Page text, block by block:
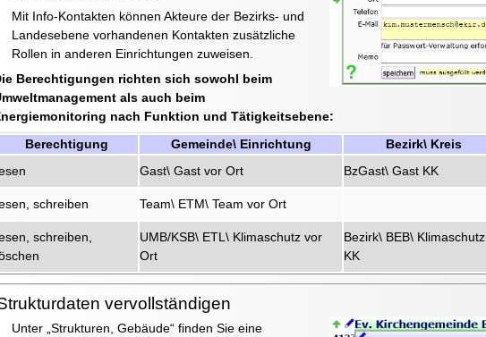
Mit Info-Kontakten können Akteure der Bezirks- und
Landesebene vorhandenen Kontakten zusätzliche
Rollen in anderen Einrichtungen zuweisen.
Berechtigungen richten sich sowohl beim
als auch beim
nach Funktion und Tätigkeitsebene:
Berechtigung
Gemeinde\ Einrichtung Bezirk\ Kreis
Gast\ Gast vor Ort BzGast\ Gast KK
schreiben Team\ ETM\ Team vor Ort
schreiben,
UMB/KSB\ ETL\ Klimaschutz vor
Ort
Bezirk\ BEB\ Klimaschutz
KK
vervollständigen
Unter „Strukturen, Gebäude“ finden Sie eine